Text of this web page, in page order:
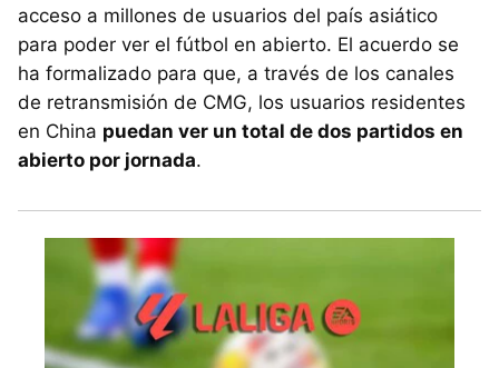
acceso a millones de usuarios del país asiático
para poder ver el fútbol en abierto. El acuerdo se
ha formalizado para que, a través de los canales
de retransmisión de CMG, los usuarios residentes
en China puedan ver un total de dos partidos en
abierto por jornada.